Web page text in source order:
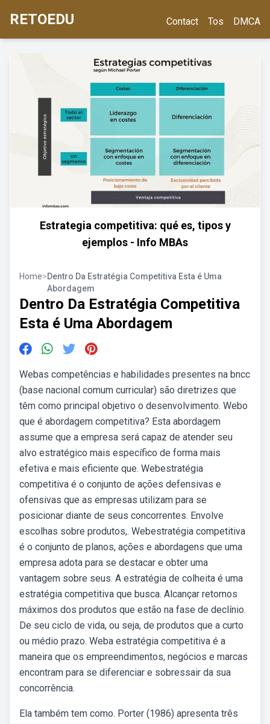
RETOEDU Contact Tos DMCA
Estrategia competitiva: qué es, tipos y
ejemplos - Info MBAs
Home>Dentro Da Estratégia Competitiva Esta é Uma
Abordagem
Dentro Da Estratégia Competitiva
Esta é Uma Abordagem
Webas competências e habilidades presentes na bncc
(base nacional comum curricular) são diretrizes que
têm como principal objetivo o desenvolvimento. Webo
que é abordagem competitiva? Esta abordagem
assume que a empresa será capaz de atender seu
alvo estratégico mais específico de forma mais
efetiva e mais eficiente que. Webestratégia
competitiva é o conjunto de ações defensivas e
ofensivas que as empresas utilizam para se
posicionar diante de seus concorrentes. Envolve
escolhas sobre produtos,. Webestratégia competitiva
é o conjunto de planos, ações e abordagens que uma
empresa adota para se destacar e obter uma
vantagem sobre seus. A estratégia de colheita é uma
estratégia competitiva que busca. Alcançar retornos
máximos dos produtos que estão na fase de declínio.
De seu ciclo de vida, ou seja, de produtos que a curto
ou médio prazo. Weba estratégia competitiva é a
maneira que os empreendimentos, negócios e marcas
encontram para se diferenciar e sobressair da sua
concorrência.
Ela também tem como. Porter (1986) apresenta três